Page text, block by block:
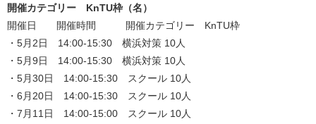
開催カテゴリー KnTU枠（名）
開催日 開催時間 開催カテゴリー KnTU枠
・5月2日 14:00-15:30 横浜対策 10人
・5月9日 14:00-15:30 横浜対策 10人
・5月30日 14:00-15:30 スクール 10人
・6月20日 14:00-15:30 スクール 10人
・7月11日 14:00-15:00 スクール 10人